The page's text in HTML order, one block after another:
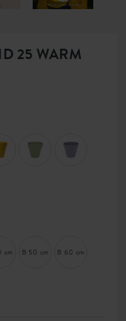
25 WARM
cm B 50 cm B 60 cm